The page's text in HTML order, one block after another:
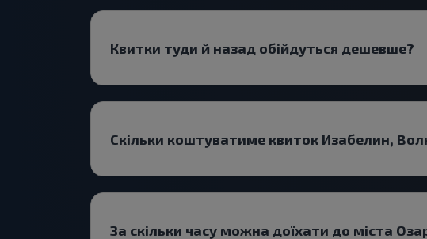
Квитки туди й назад обійдуться дешевше?
Скільки коштуватиме квиток Изабелин,
За скільки часу можна доїхати до міста